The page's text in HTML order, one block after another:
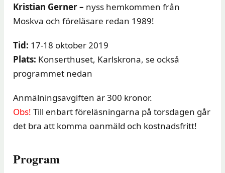
Kristian Gerner – nyss hemkommen från
Moskva och föreläsare redan 1989!
Tid: 17-18 oktober 2019
Plats: Konserthuset, Karlskrona, se också
programmet nedan
Anmälningsavgiften är 300 kronor.
Obs! Till enbart föreläsningarna på torsdagen går
det bra att komma oanmäld och kostnadsfritt!
Program